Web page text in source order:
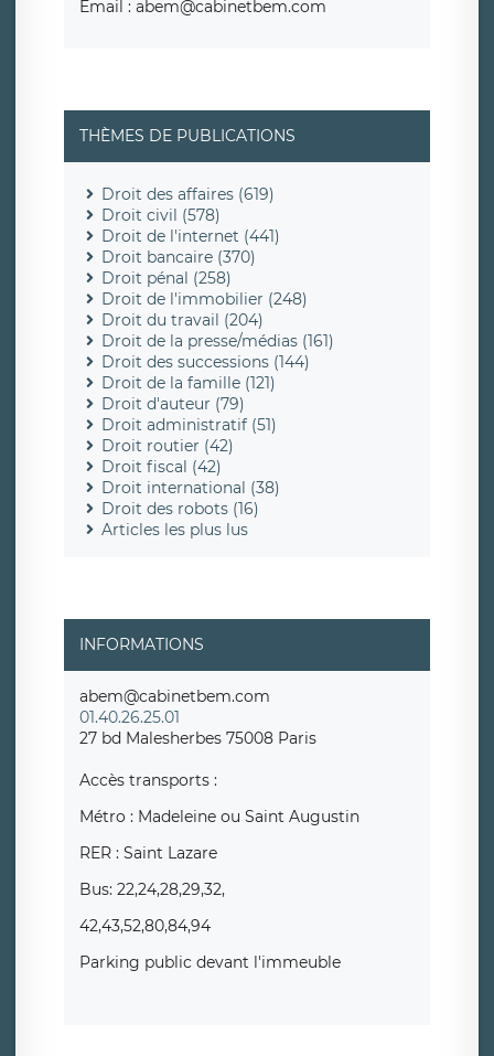
Email : abem@cabinetbem.com
THÈMES DE PUBLICATIONS
Droit des affaires (619)
Droit civil (578)
Droit de l'internet (441)
Droit bancaire (370)
Droit pénal (258)
Droit de l'immobilier (248)
Droit du travail (204)
Droit de la presse/médias (161)
Droit des successions (144)
Droit de la famille (121)
Droit d'auteur (79)
Droit administratif (51)
Droit routier (42)
Droit fiscal (42)
Droit international (38)
Droit des robots (16)
Articles les plus lus
INFORMATIONS
abem@cabinetbem.com
01.40.26.25.01
27 bd Malesherbes 75008 Paris
Accès transports :
Métro : Madeleine ou Saint Augustin
RER : Saint Lazare
Bus: 22,24,28,29,32,
42,43,52,80,84,94
Parking public devant l'immeuble